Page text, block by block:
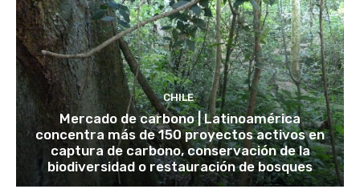
CHILE
Mercado de carbono | Latinoamérica
concentra más de 150 proyectos activos en
captura de carbono, conservación de la
biodiversidad o restauración de bosques